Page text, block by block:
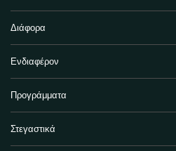
Διάφορα
Ενδιαφέρον
Προγράμματα
Στεγαστικά